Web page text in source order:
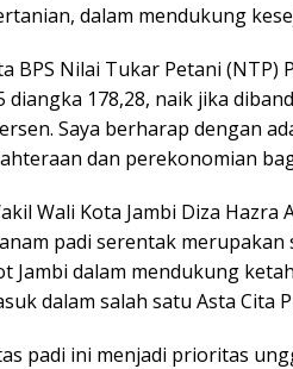
dalam mendukung
BPS Nilai Tukar Petani (NTP)
diangka 178,28, naik jika
Saya berharap dengan
dan perekonomian
Wali Kota Jambi Diza Hazra
padi serentak merupakan
Jambi dalam mendukung
dalam salah satu Asta Cita
padi ini menjadi prioritas